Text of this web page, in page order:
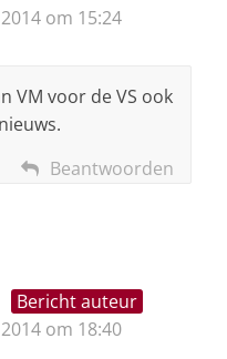
om 15:24
VM voor de VS ook
Beantwoorden
Bericht auteur
om 18:40